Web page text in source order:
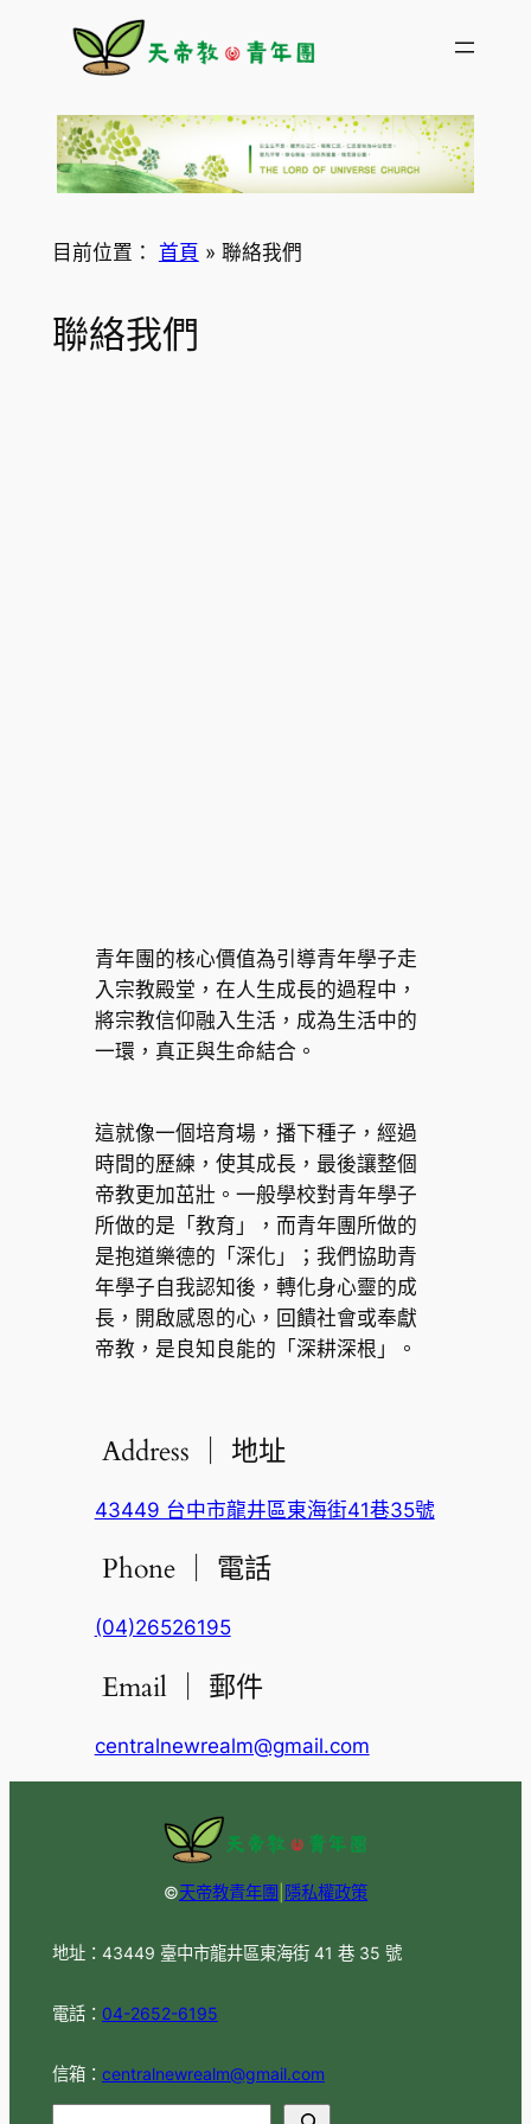
目前位置： 首頁 » 聯絡我們
聯絡我們
青年團的核心價值為引導青年學子走
入宗教殿堂，在人生成長的過程中，
將宗教信仰融入生活，成為生活中的
一環，真正與生命結合。
這就像一個培育場，播下種子，經過
時間的歷練，使其成長，最後讓整個
帝教更加茁壯。一般學校對青年學子
所做的是「教育」，而青年團所做的
是抱道樂德的「深化」；我們協助青
年學子自我認知後，轉化身心靈的成
長，開啟感恩的心，回饋社會或奉獻
帝教，是良知良能的「深耕深根」。
Address ｜ 地址
43449 台中市龍井區東海街41巷35號
Phone ｜ 電話
(04)26526195
Email ｜ 郵件
centralnewrealm@gmail.com
©天帝教青年團 隱私權政策
地址：43449 臺中市龍井區東海街 41 巷 35 號
電話： 04-2652-6195
信箱： centralnewrealm@gmail.com